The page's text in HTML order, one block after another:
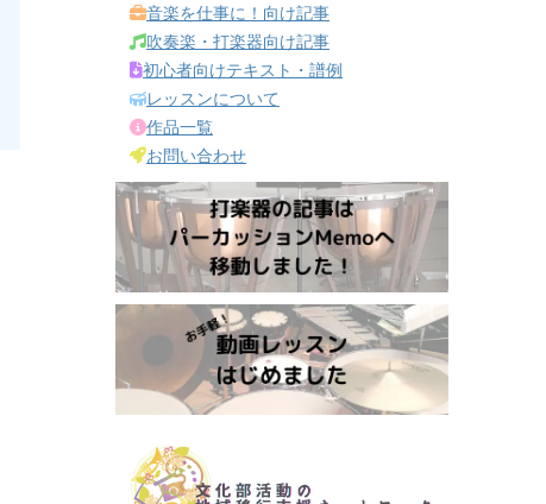
音楽を仕事に！向け記事
吹奏楽・打楽器向け記事
初心者向けテキスト・譜例
レッスンについて
作品一覧
お問い合わせ